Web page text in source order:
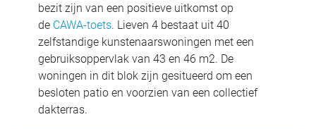
bezit zijn van een positieve uitkomst op
de CAWA-toets. Lieven 4 bestaat uit 40
zelfstandige kunstenaarswoningen met een
gebruiksoppervlak van 43 en 46 m2. De
woningen in dit blok zijn gesitueerd om een
besloten patio en voorzien van een collectief
dakterras.